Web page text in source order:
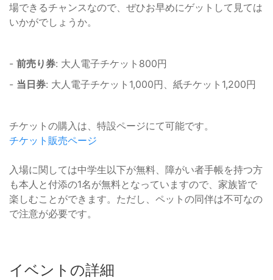
場できるチャンスなので、ぜひお早めにゲットして見ては
いかがでしょうか。
- 前売り券: 大人電子チケット800円
- 当日券: 大人電子チケット1,000円、紙チケット1,200円
チケットの購入は、特設ページにて可能です。
チケット販売ページ
入場に関しては中学生以下が無料、障がい者手帳を持つ方
も本人と付添の1名が無料となっていますので、家族皆で
楽しむことができます。ただし、ペットの同伴は不可なの
で注意が必要です。
イベントの詳細